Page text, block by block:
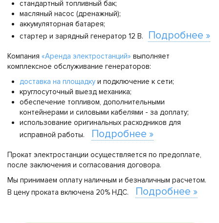
стандартный топливный бак;
масляный насос (дренажный);
аккумуляторная батарея;
стартер и зарядный генератор 12 В.
Подробнее »
Компания «Аренда электростанций» выполняет
комплексное обслуживание генераторов:
доставка на площадку и подключение к сети;
круглосуточный выезд механика;
обеспечение топливом, дополнительными
контейнерами и силовыми кабелями - за доплату;
использование оригинальных расходников для
исправной работы.
Подробнее »
Прокат электростанции осуществляется по предоплате,
после заключения и согласования договора.
Мы принимаем оплату наличным и безналичным расчетом.
В цену проката включена 20% НДС.
Подробнее »